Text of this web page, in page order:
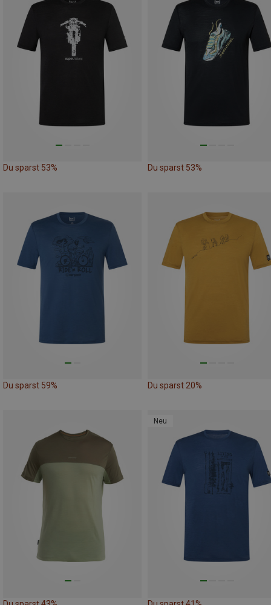
Du sparst 53% Du sparst 53%
Du sparst 59% Du sparst 20%
Neu